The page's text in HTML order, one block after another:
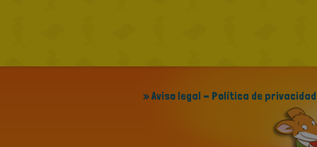
» Aviso legal - Política de privacidad